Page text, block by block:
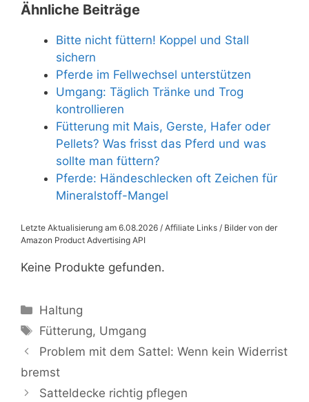
Ähnliche Beiträge
Bitte nicht füttern! Koppel und Stall
sichern
Pferde im Fellwechsel unterstützen
Umgang: Täglich Tränke und Trog
kontrollieren
Fütterung mit Mais, Gerste, Hafer oder
Pellets? Was frisst das Pferd und was
sollte man füttern?
Pferde: Händeschlecken oft Zeichen für
Mineralstoff-Mangel
Letzte Aktualisierung am 6.08.2026 / Affiliate Links / Bilder von der
Amazon Product Advertising API
Keine Produkte gefunden.
Kategorien
Haltung
Schlagwörter
Fütterung, Umgang
Problem mit dem Sattel: Wenn kein Widerrist
bremst
Satteldecke richtig pflegen